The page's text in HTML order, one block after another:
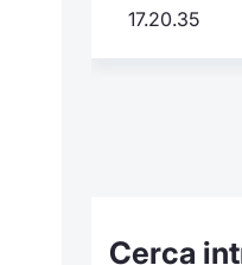
17.20.35
Cerca